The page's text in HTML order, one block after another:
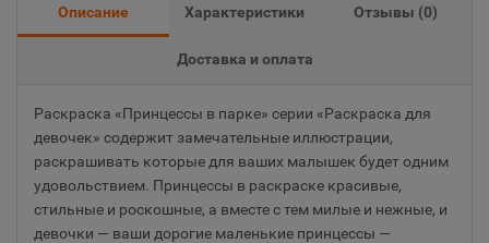
Описание Характеристики Отзывы (0)
Доставка и оплата
Раскраска «Принцессы в парке» серии «Раскраска для
девочек» содержит замечательные иллюстрации,
раскрашивать которые для ваших малышек будет одним
удовольствием. Принцессы в раскраске красивые,
стильные и роскошные, а вместе с тем милые и нежные, и
девочки — ваши дорогие маленькие принцессы —